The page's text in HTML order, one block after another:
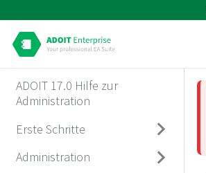
ADOIT 17.0 Hilfe zur
Administration
Erste Schritte
Administration